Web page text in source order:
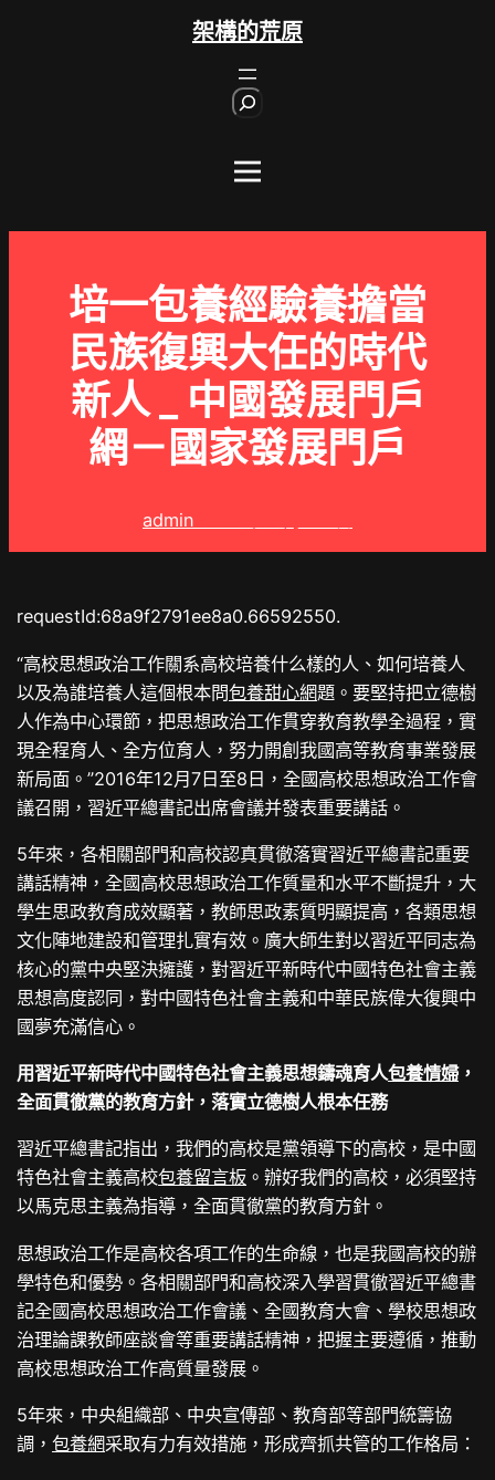
架構的荒原
培一包養經驗養擔當
民族復興大任的時代
新人 _ 中國發展門戶
網－國家發展門戶
admin
requestId:68a9f2791ee8a0.66592550.
“高校思想政治工作關系高校培養什么樣的人、如何培養人
以及為誰培養人這個根本問包養甜心網題。要堅持把立德樹
人作為中心環節，把思想政治工作貫穿教育教學全過程，實
現全程育人、全方位育人，努力開創我國高等教育事業發展
新局面。”2016年12月7日至8日，全國高校思想政治工作會
議召開，習近平總書記出席會議并發表重要講話。
5年來，各相關部門和高校認真貫徹落實習近平總書記重要
講話精神，全國高校思想政治工作質量和水平不斷提升，大
學生思政教育成效顯著，教師思政素質明顯提高，各類思想
文化陣地建設和管理扎實有效。廣大師生對以習近平同志為
核心的黨中央堅決擁護，對習近平新時代中國特色社會主義
思想高度認同，對中國特色社會主義和中華民族偉大復興中
國夢充滿信心。
用習近平新時代中國特色社會主義思想鑄魂育人包養情婦，
全面貫徹黨的教育方針，落實立德樹人根本任務
習近平總書記指出，我們的高校是黨領導下的高校，是中國
特色社會主義高校包養留言板 。辦好我們的高校，必須堅持
以馬克思主義為指導，全面貫徹黨的教育方針。
思想政治工作是高校各項工作的生命線，也是我國高校的辦
學特色和優勢。各相關部門和高校深入學習貫徹習近平總書
記全國高校思想政治工作會議、全國教育大會、學校思想政
治理論課教師座談會等重要講話精神，把握主要遵循，推動
高校思想政治工作高質量發展。
5年來，中央組織部、中央宣傳部、教育部等部門統籌協
調，包養網采取有力有效措施，形成齊抓共管的工作格局：